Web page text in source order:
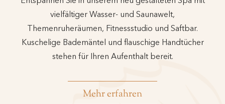
vielfältiger Wasser- und Saunawelt,
Themenruheräumen, Fitnessstudio und Saftbar.
Kuschelige Bademäntel und flauschige Handtücher
stehen für Ihren Aufenthalt bereit.
Mehr erfahren